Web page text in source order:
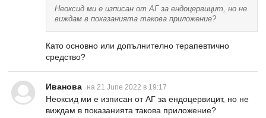
Неоксид ми е изписан от АГ за ендоцервицит, но не
виждам в показанията такова приложение?
Като основно или допълнително терапевтично
средство?
Иванова на 21 June 2022 в 19:17
Неоксид ми е изписан от АГ за ендоцервицит, но не
виждам в показанията такова приложение?